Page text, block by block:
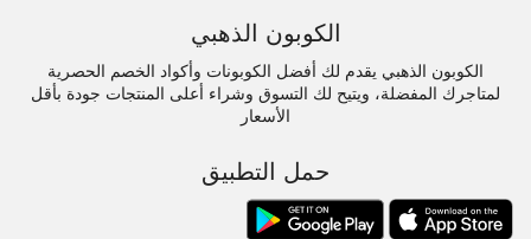
الكوبون الذهبي
الكوبون الذهبي يقدم لك أفضل الكوبونات وأكواد الخصم الحصرية
لمتاجرك المفضلة، ويتيح لك التسوق وشراء أعلى المنتجات جودة بأقل
الأسعار
حمل التطبيق